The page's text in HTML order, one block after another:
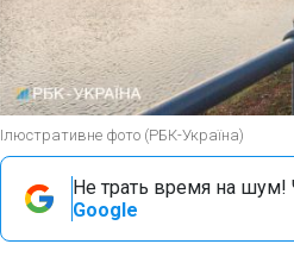
Ілюстративне фото (РБК-Україна)
Не трать время на шум!
Google